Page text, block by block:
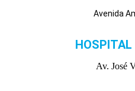
Avenida
HOSPITAL
Av. José